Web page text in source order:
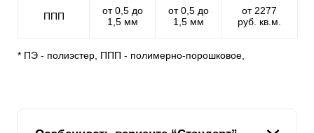
ППП
от 0,5 до
1,5 мм
от 0,5 до
1,5 мм
от 2277
руб. кв.м.
* ПЭ - полиэстер, ППП - полимерно-порошковое,